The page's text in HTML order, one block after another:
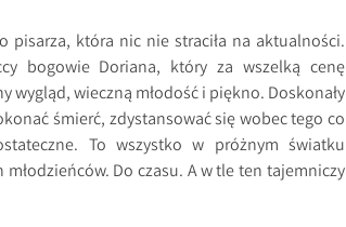
pisarza, która nic nie straciła na aktualności.
bogowie Doriana, który za wszelką cenę
wygląd, wieczną młodość i piękno. Doskonały
śmierć, zdystansować się wobec tego co
To wszystko w próżnym światku
Do czasu. A w tle ten tajemniczy